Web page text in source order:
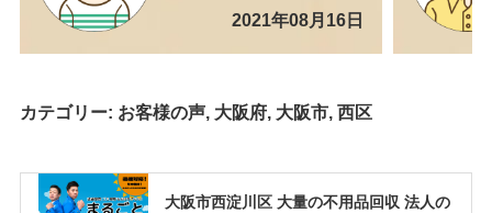
2021年08月16日
カテゴリー: お客様の声, 大阪府, 大阪市, 西区
大阪市西淀川区 大量の不用品回収 法人の